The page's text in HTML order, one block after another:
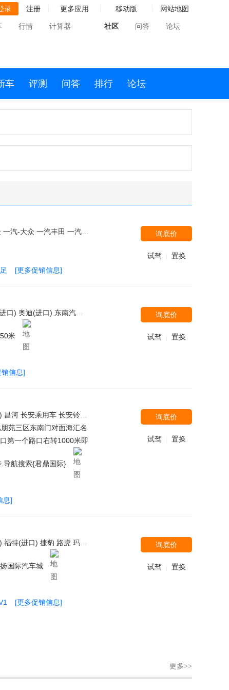
录 注册 更多应用 移动版 网站地图
行情 计算器 社区 问答 论坛
车 评测 问答 排行 论坛
广汽菲克 江铃 MG 上汽荣威 斯巴鲁 瑞麒 庆铃 江西五十铃 北汽银翔 华晨中华 宝马(进口) 华晨宝马 雪佛兰 福特(进口) 东南汽车 郑州日产（东风风度） 布加迪 比速汽车 别克(进口) 标致(进口) 长安商用车 广汽吉奥 东风雪铁龙 本田(进口) 欧宝 威麟 世爵 大众(进口) 广汽三菱 奥迪(进口) 起亚(进口) 吉利汽车 红旗 林肯 雪铁龙(进口) 观致
[更多促销信息]
询底价
试驾 置换
北汽银翔 北汽新能源 东风英菲尼迪 奔驰-迈巴赫 广汽菲克 斯巴鲁 东风风神 东风雪铁龙 马自达(进口) 长安马自达 一汽马自达 道奇(进口) 路虎 奇瑞捷豹路虎 捷豹 斯柯达 阿斯顿-马丁 江淮汽车 东风裕隆 东风日产-启辰 东风风行 吉利汽车 MG 红旗 克莱斯勒 东风风光 金杯 华晨鑫源 绵阳金杯 雷克萨斯 长城 力帆汽车 长安铃木 奇瑞汽车 众泰 中华
米
信息]
询底价
试驾 置换
自达 一汽奔腾 东风风神 广汽传祺 福建奔驰 广汽本田-理念 宝骏汽车 东风裕隆 东风日产-启辰 北京 长安商用车 北汽威旺 上汽大通 海马郑州 一汽欧朗 东风风行 观致 东风本田-思铭 野马汽车 DS（进口） 巴博斯 奔驰-AMG 哈弗汽车 北汽绅宝 宝马M 郑州日产（东风风度） 长安PSA 郑州日产 东风御风 潍柴汽车 沃尔沃亚太 福汽启腾 北汽银翔 北汽新能源 东风英菲尼迪 奇瑞捷豹路虎 奔驰-迈巴赫 广汽菲克 东风汽车 东风雷诺 宝沃汽车 东风风光 江铃福特 绵阳金杯 铃木(进口) 昌河铃木
苑三区东南门对面海汇名
第一个路口右转1000米即
导航搜索{君鼎国际}
息]
询底价
试驾 置换
科 黄海 布加迪 阿尔法.罗密欧 东风风行 昌河 一汽-大众 哈飞 卡尔森 奇瑞汽车 迈凯伦 帕加尼 三菱(进口) 上汽大众 江铃汽车 北汽新能源 Icona Spirra(思派朗) 御捷新能源 开瑞 一汽海马 道奇 陆风 别克 中顺汽车 陕汽通家 路特斯 东风启辰 江铃 安凯客车 长安铃木 光冈 雷诺 广汽本田 卡威汽车 福迪 长安马自达 江铃集团新能源 罗伦士 凯佰赫 北汽瑞丽 菲亚特(进口) 浙江卡尔森 欧宝
国际汽车城
[更多促销信息]
询底价
试驾 置换
更多>>